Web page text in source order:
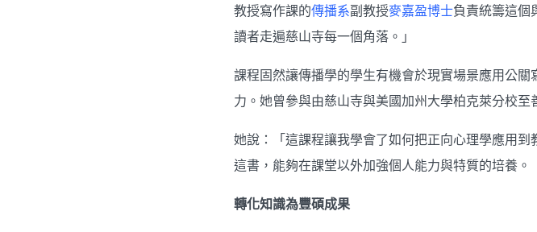
教授寫作課的傳播系副教授麥嘉盈博士負責統籌這個
讀者走遍慈山寺每一個角落。」
課程固然讓傳播學的學生有機會於現實場景應用公
力。她曾參與由慈山寺與美國加州大學柏克萊分校
她說：「這課程讓我學會了如何把正向心理學應用
這書，能夠在課堂以外加強個人能力與特質的培養。
轉化知識為豐碩成果